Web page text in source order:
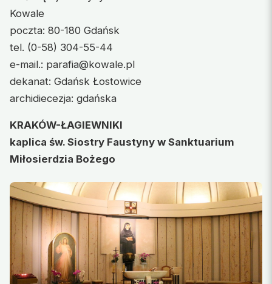
Kowale
poczta: 80-180 Gdańsk
tel. (0-58) 304-55-44
e-mail.: parafia@kowale.pl
dekanat: Gdańsk Łostowice
archidiecezja: gdańska
KRAKÓW-ŁAGIEWNIKI
kaplica św. Siostry Faustyny w Sanktuarium
Miłosierdzia Bożego